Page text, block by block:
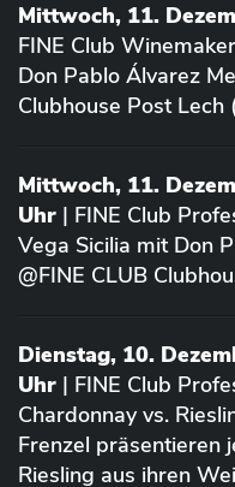
Mittwoch, 11.
FINE Club
Don Pablo Álvarez
Clubhouse Post Lech
Mittwoch, 11.
Uhr | FINE Club
Vega Sicilia mit Don
@FINE CLUB
Dienstag, 10.
Uhr | FINE Club
Chardonnay vs.
Frenzel präsentieren
Riesling aus ihren